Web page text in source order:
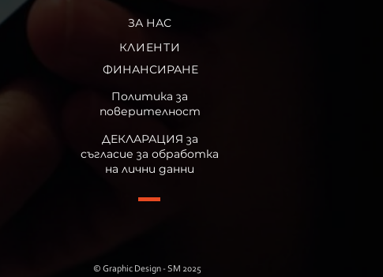
ЗА НАС
КЛИЕНТИ
ФИНАНСИРАНЕ
Политика за
поверителност
ДЕКЛАРАЦИЯ за
съгласие за обработка
на лични данни
© Graphic Design - SM 2025